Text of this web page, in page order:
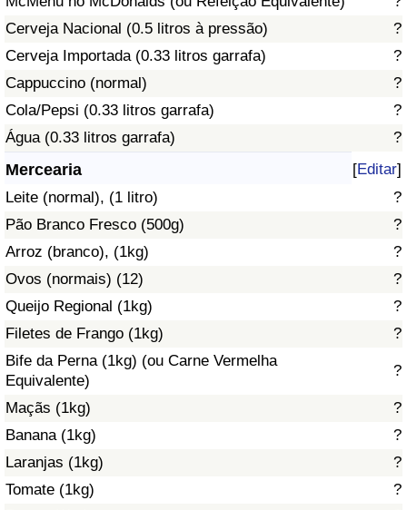
Cerveja Nacional (0.5 litros à pressão)
?
Cerveja Importada (0.33 litros garrafa)
?
Cappuccino (normal)
?
Cola/Pepsi (0.33 litros garrafa)
?
Água (0.33 litros garrafa)
?
Mercearia [Editar]
Leite (normal), (1 litro)
?
Pão Branco Fresco (500g)
?
Arroz (branco), (1kg)
?
Ovos (normais) (12)
?
Queijo Regional (1kg)
?
Filetes de Frango (1kg)
?
Bife da Perna (1kg) (ou Carne Vermelha
Equivalente)
?
Maçãs (1kg)
?
Banana (1kg)
?
Laranjas (1kg)
?
Tomate (1kg)
?
em Aqaba
Crime
Taxa do Indicador de Crime (Atual)
Indicador de Crime
Índice de criminalidade por país
Indicador de Saúde (Atual)
Indicador de Saúde
Indicador de Saúde por País
Poluição
Indicador de Poluição (Atual)
Índice de poluição